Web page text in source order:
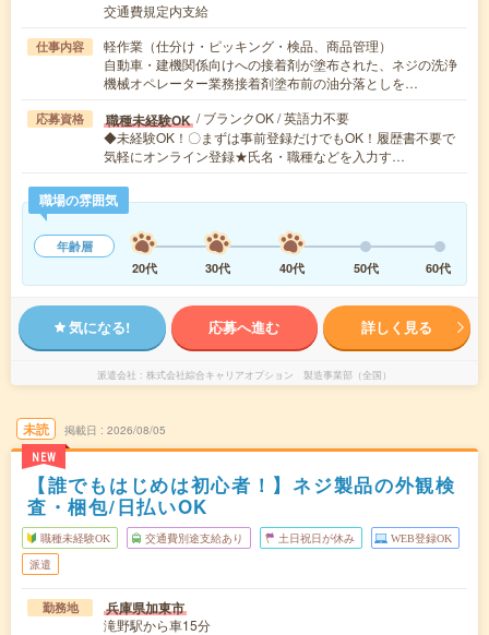
交通費規定内支給
仕事内容
軽作業（仕分け・ピッキング・検品、商品管理）
自動車・建機関係向けへの接着剤が塗布された、ネジの洗浄
機械オペレーター業務接着剤塗布前の油分落としを…
応募資格 職種未経験OK / ブランクOK / 英語力不要
◆未経験OK！〇まずは事前登録だけでもOK！履歴書不要で
気軽にオンライン登録★氏名・職種などを入力す…
職場の雰囲気
年齢層
20代
30代 40代 50代 60代
気になる! 応募へ進む 詳しく見る
派遣会社 株式会社綜合キャリアオプション 製造事業部（全国）
未読
NEW
掲載日 2026/08/05
【誰でもはじめは初心者！】ネジ製品の外観検
査・梱包/日払いOK
職種未経験OK 交通費別途支給あり 土日祝日が休み WEB登録OK
派遣
勤務地 兵庫県加東市
滝野駅から車15分